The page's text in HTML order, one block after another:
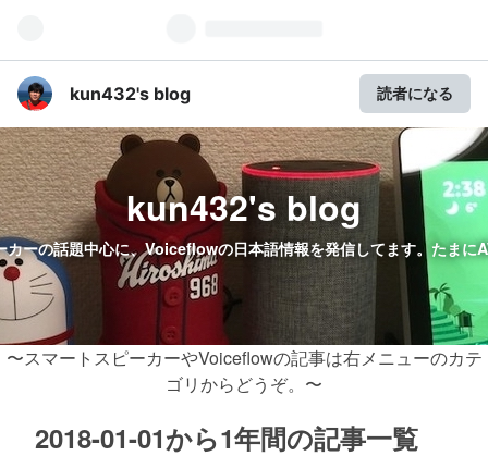
kun432's blog 読者になる
kun432's blog
カーの話題中心に、Voiceflowの日本語情報を発信してます。たま
〜スマートスピーカーやVoiceflowの記事は右メニューのカテ
ゴリからどうぞ。〜
2018-01-01から1年間の記事一覧